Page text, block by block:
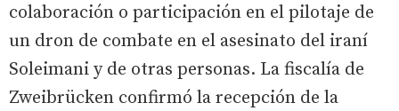
colaboración o participación en el pilotaje de
un dron de combate en el asesinato del iraní
Soleimani y de otras personas. La fiscalía de
Zweibrücken confirmó la recepción de la